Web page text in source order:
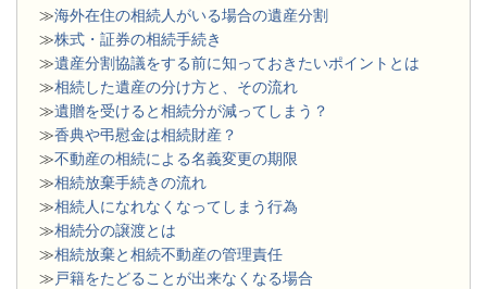
​≫海外在住の相続人がいる場合の遺産分割
≫株式・証券の相続手続き
≫遺産分割協議をする前に知っておきたいポイントとは
≫相続した遺産の分け方と、その流れ
≫遺贈を受けると相続分が減ってしまう？
≫香典や弔慰金は相続財産？
≫不動産の相続による名義変更の期限
≫相続放棄手続きの流れ
≫相続人になれなくなってしまう行為
≫相続分の譲渡とは
​≫相続放棄と相続不動産の管理責任
≫ 戸籍をたどることが出来なくなる場合